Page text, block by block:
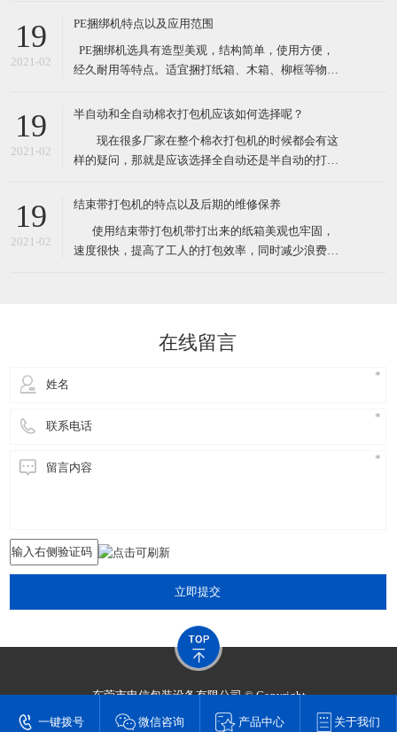
开始使用PE捆绑机的厂家对了PE捆绑机赞口不绝，认
约了人力运输费。 PE捆绑机广泛用于用于食品、
医药、五金、化工
19
2021-02
PE捆绑机特点以及应用范围
​ PE捆绑机选具有造型美观，结构简单，使用方便，
经久耐用等特点。适宜捆打纸箱、木箱、柳框等物
其体积小巧、维修起来比较简易，故广泛适用于流动
捆包机的电熔粘合效果，又可解决带钳的铁扣机捆
19
2021-02
半自动和全自动棉衣打包机应该如何选择呢？
现在很多厂家在整个棉衣打包机的时候都会有这
样的疑问，那就是应该选择全自动还是半自动的打包
接选择全自动的，很有可能由于衣物的形状不是十分
另外的朋友觉得如果不选择全自动的打包机的话，很
有可能最后会造成比较严重
19
2021-02
结束带打包机的特点以及后期的维修保养
​ 使用结束带打包机带打出来的纸箱美观也牢固，
速度很快，提高了工人的打包效率，同时减少浪费，
在线留言
立即提交
东莞市申信包装设备有限公司 © Copyright
东莞网站建设​
一键拨号 微信咨询 产品中心 关于我们